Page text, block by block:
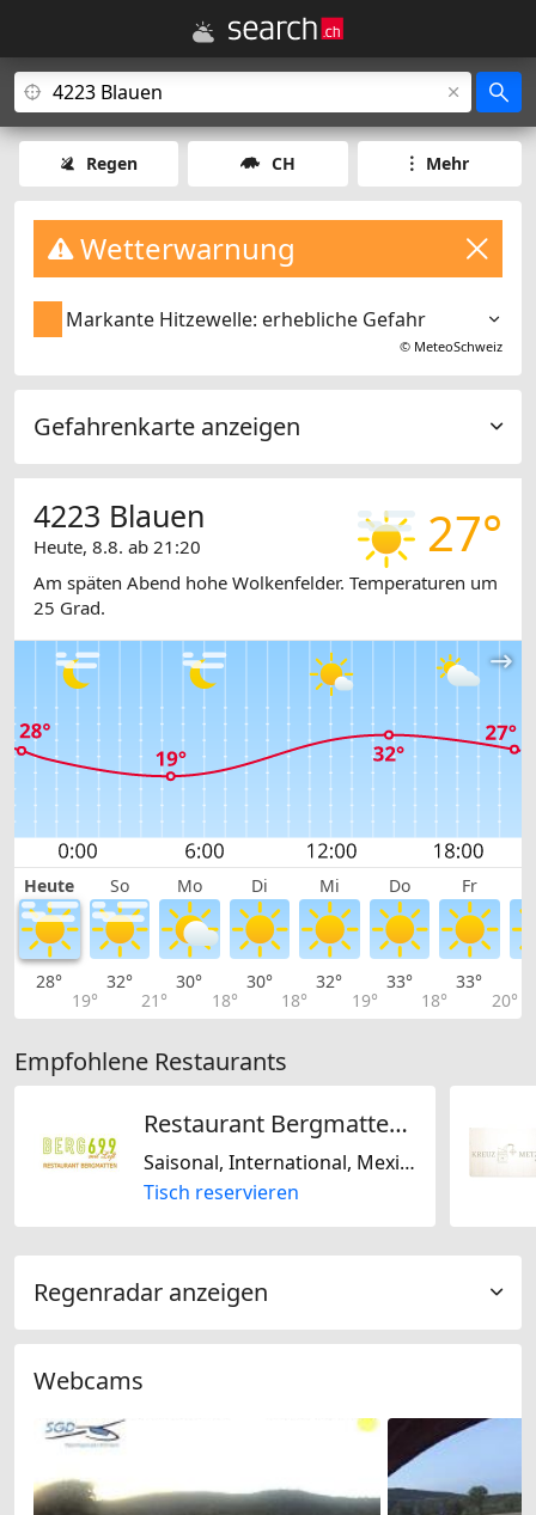
Regen CH Mehr
Wetterwarnung
Markante Hitzewelle: erhebliche Gefahr
© MeteoSchweiz
Gefahrenkarte anzeigen
27°
4223 Blauen
Heute, 8.8. ab 21:20
Am späten Abend hohe Wolkenfelder. Temperaturen um
25 Grad.
Heute So Mo Di Mi Do Fr
28°
19°
32°
21°
30°
18°
30°
18°
32°
19°
33°
18°
33°
20°
Empfohlene Restaurants
Restaurant Bergmatten / Berg 699
Saisonal, International, Mexikanisch, Regional, Schweizerisch, Laktosefrei, Glutenfrei, Europäisch, Mediterran
Tisch reservieren
Regenradar anzeigen
Webcams